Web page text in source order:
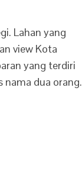
Lahan yang
view Kota
yang terdiri
nama dua orang.